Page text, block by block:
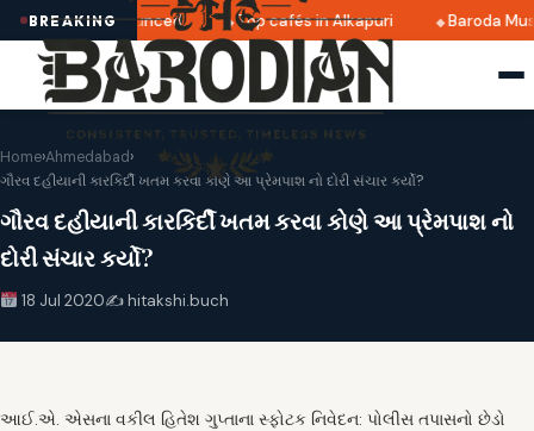
BREAKING
dates announced Top cafés in Alkapuri Baroda
Home›Ahmedabad›
ગૌરવ દહીયાની કારકિર્દી ખતમ કરવા કોણે આ પ્રેમપાશ નો દોરી સંચાર કર્યો?
ગૌરવ દહીયાની કારકિર્દી ખતમ કરવા કોણે આ પ્રેમપાશ નો
દોરી સંચાર કર્યો?
18 Jul 2020✍️ hitakshi.buch
આઈ.એ. એસના વકીલ હિતેશ ગુપ્તાના સ્ફોટક નિવેદન: પોલીસ તપાસનો છેડો